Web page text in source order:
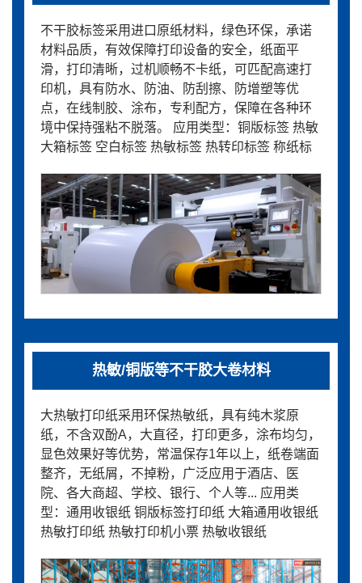
不干胶标签采用进口原纸材料，绿色环保，承诺
材料品质，有效保障打印设备的安全，纸面平
滑，打印清晰，过机顺畅不卡纸，可匹配高速打
印机，具有防水、防油、防刮擦、防增塑等优
点，在线制胶、涂布，专利配方，保障在各种环
境中保持强粘不脱落。 应用类型：铜版标签 热敏
大箱标签 空白标签 热敏标签 热转印标签 称纸标
热敏/铜版等不干胶大卷材料
大热敏打印纸采用环保热敏纸，具有纯木浆原
纸，不含双酚A，大直径，打印更多，涂布均匀，
显色效果好等优势，常温保存1年以上，纸卷端面
整齐，无纸屑，不掉粉，广泛应用于酒店、医
院、各大商超、学校、银行、个人等... 应用类
型：通用收银纸 铜版标签打印纸 大箱通用收银纸
热敏打印纸 热敏打印机小票 热敏收银纸